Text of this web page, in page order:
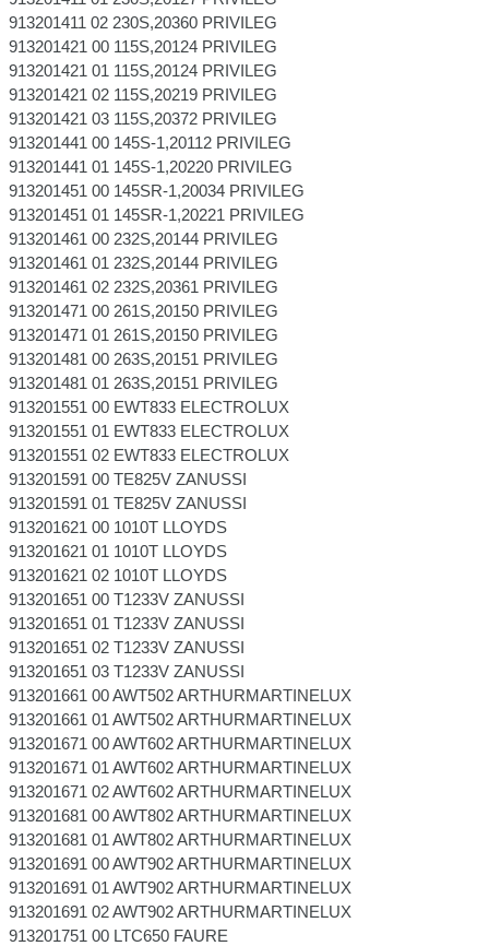
913201411 02 230S,20360 PRIVILEG
913201421 00 115S,20124 PRIVILEG
913201421 01 115S,20124 PRIVILEG
913201421 02 115S,20219 PRIVILEG
913201421 03 115S,20372 PRIVILEG
913201441 00 145S-1,20112 PRIVILEG
913201441 01 145S-1,20220 PRIVILEG
913201451 00 145SR-1,20034 PRIVILEG
913201451 01 145SR-1,20221 PRIVILEG
913201461 00 232S,20144 PRIVILEG
913201461 01 232S,20144 PRIVILEG
913201461 02 232S,20361 PRIVILEG
913201471 00 261S,20150 PRIVILEG
913201471 01 261S,20150 PRIVILEG
913201481 00 263S,20151 PRIVILEG
913201481 01 263S,20151 PRIVILEG
913201551 00 EWT833 ELECTROLUX
913201551 01 EWT833 ELECTROLUX
913201551 02 EWT833 ELECTROLUX
913201591 00 TE825V ZANUSSI
913201591 01 TE825V ZANUSSI
913201621 00 1010T LLOYDS
913201621 01 1010T LLOYDS
913201621 02 1010T LLOYDS
913201651 00 T1233V ZANUSSI
913201651 01 T1233V ZANUSSI
913201651 02 T1233V ZANUSSI
913201651 03 T1233V ZANUSSI
913201661 00 AWT502 ARTHURMARTINELUX
913201661 01 AWT502 ARTHURMARTINELUX
913201671 00 AWT602 ARTHURMARTINELUX
913201671 01 AWT602 ARTHURMARTINELUX
913201671 02 AWT602 ARTHURMARTINELUX
913201681 00 AWT802 ARTHURMARTINELUX
913201681 01 AWT802 ARTHURMARTINELUX
913201691 00 AWT902 ARTHURMARTINELUX
913201691 01 AWT902 ARTHURMARTINELUX
913201691 02 AWT902 ARTHURMARTINELUX
913201751 00 LTC650 FAURE